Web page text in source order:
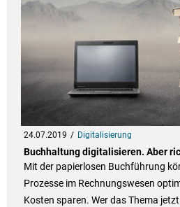
24.07.2019 Digitalisierung
Buchhaltung digitalisieren. Aber
Mit der papierlosen Buchführung
Prozesse im Rechnungswesen
Kosten sparen. Wer das Thema